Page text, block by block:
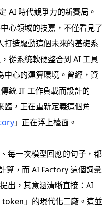
AI 時代競爭力的新賽局。
心領域的技嘉，不僅看見了
打造驅動這個未來的基礎系
從系統軟硬整合到 AI 工具
中心的運算環境。曾經，資
統 IT 工作負載而設計的
臨，正在重新定義這個角
」正在浮上檯面。
每一次模型回應的句子，都
算，而 AI Factory 這個詞彙
出，其意涵清晰直接：AI
」的現代化工廠。這並